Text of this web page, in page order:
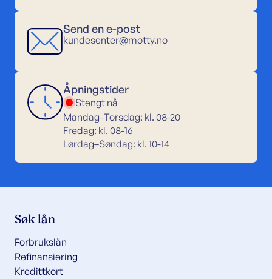
Send en e-post
kundesenter@motty.no
Åpningstider
Stengt nå
Mandag–Torsdag: kl. 08-20
Fredag: kl. 08-16
Lørdag–Søndag: kl. 10-14
Søk lån
Forbrukslån
Refinansiering
Kredittkort